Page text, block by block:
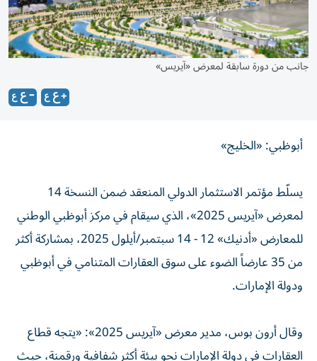
جانب من دورة سابقة لمعرض «آيريس»
أبوظبي: «الخليج»
يسلّط مؤتمر الاستثمار الدولي المنعقد ضمن النسخة 14
لمعرض «آيريس 2025»، الذي سيقام في مركز أبوظبي الوطني
للمعارض «أدنيك» 12 - 14 سبتمبر/أيلول 2025، بمشاركة أكثر
من 35 عارضاً الضوء على سوق العقارات المتنامي في أبوظبي
ودولة الإمارات.
وقال أرون بوس، مدير معرض «آيريس 2025»: «يتجه قطاع